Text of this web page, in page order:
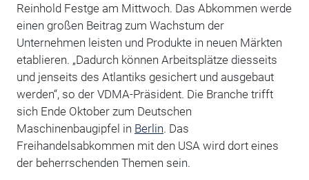
Reinhold Festge am Mittwoch. Das Abkommen werde
einen großen Beitrag zum Wachstum der
Unternehmen leisten und Produkte in neuen Märkten
etablieren. „Dadurch können Arbeitsplätze diesseits
und jenseits des Atlantiks gesichert und ausgebaut
werden“, so der VDMA-Präsident. Die Branche trifft
sich Ende Oktober zum Deutschen
Maschinenbaugipfel in Berlin. Das
Freihandelsabkommen mit den USA wird dort eines
der beherrschenden Themen sein.